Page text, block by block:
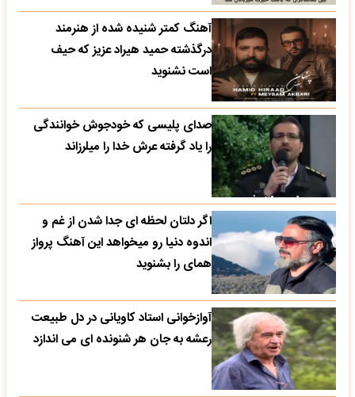
آهنگ کمتر شنیده شده از هنرمند
درگذشته حمید هیراد عزیز که حیف
است نشنوید
صدای پلیسی که خودجوش خوانندگی
را یاد گرفته عرش خدا را میلرزاند
اگر دلتان لحظه ای جدا شدن از غم و
اندوه دنیا رو میخواهد این آهنگ پرواز
همای را بشنوید
آوازخوانی استاد کاویانی در دل طبیعت
رعشه به جان هر شنونده ای می اندازد